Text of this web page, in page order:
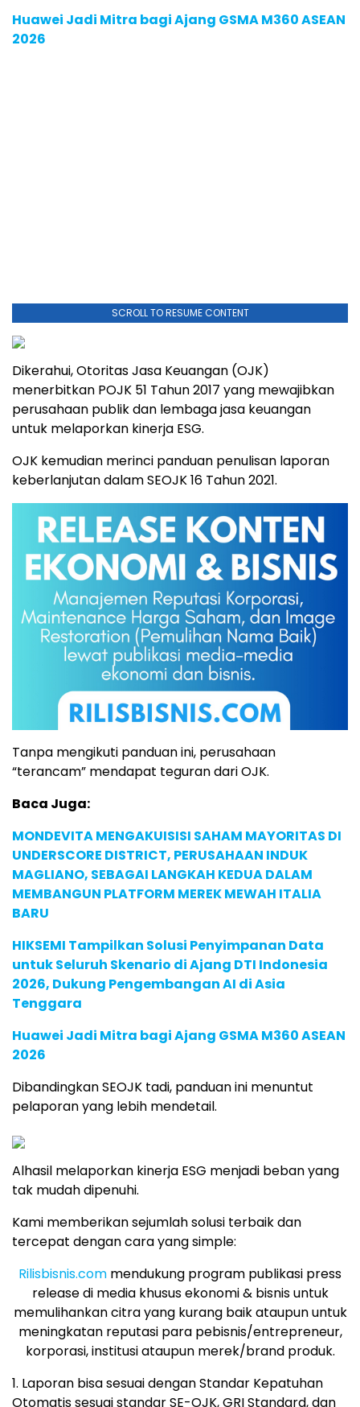
Huawei Jadi Mitra bagi Ajang GSMA M360 ASEAN
2026
SCROLL TO RESUME CONTENT
Dikerahui, Otoritas Jasa Keuangan (OJK)
menerbitkan POJK 51 Tahun 2017 yang mewajibkan
perusahaan publik dan lembaga jasa keuangan
untuk melaporkan kinerja ESG.
OJK kemudian merinci panduan penulisan laporan
keberlanjutan dalam SEOJK 16 Tahun 2021.
Tanpa mengikuti panduan ini, perusahaan
“terancam” mendapat teguran dari OJK.
Baca Juga:
MONDEVITA MENGAKUISISI SAHAM MAYORITAS DI
UNDERSCORE DISTRICT, PERUSAHAAN INDUK
MAGLIANO, SEBAGAI LANGKAH KEDUA DALAM
MEMBANGUN PLATFORM MEREK MEWAH ITALIA
BARU
HIKSEMI Tampilkan Solusi Penyimpanan Data
untuk Seluruh Skenario di Ajang DTI Indonesia
2026, Dukung Pengembangan AI di Asia
Tenggara
Huawei Jadi Mitra bagi Ajang GSMA M360 ASEAN
2026
Dibandingkan SEOJK tadi, panduan ini menuntut
pelaporan yang lebih mendetail.
Alhasil melaporkan kinerja ESG menjadi beban yang
tak mudah dipenuhi.
Kami memberikan sejumlah solusi terbaik dan
tercepat dengan cara yang simple:
Rilisbisnis.com mendukung program publikasi press
release di media khusus ekonomi & bisnis untuk
memulihankan citra yang kurang baik ataupun untuk
meningkatan reputasi para pebisnis/entrepreneur,
korporasi, institusi ataupun merek/brand produk.
1. Laporan bisa sesuai dengan Standar Kepatuhan
Otomatis sesuai standar SE-OJK, GRI Standard, dan